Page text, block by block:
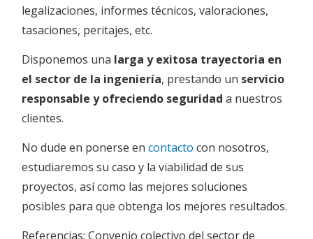
legalizaciones, informes técnicos, valoraciones,
tasaciones, peritajes, etc.
Disponemos una larga y exitosa trayectoria en
el sector de la ingeniería, prestando un servicio
responsable y ofreciendo seguridad a nuestros
clientes.
No dude en ponerse en contacto con nosotros,
estudiaremos su caso y la viabilidad de sus
proyectos, así como las mejores soluciones
posibles para que obtenga los mejores resultados.
Referencias: Convenio colectivo del sector de